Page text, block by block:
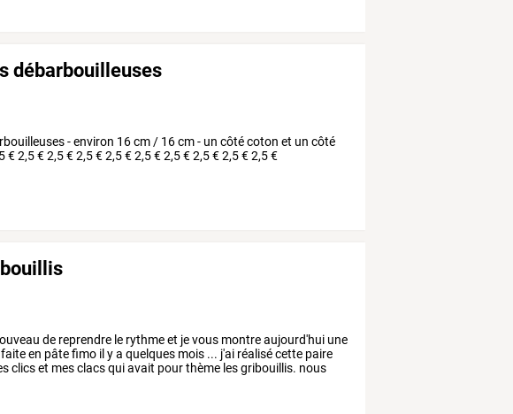
débarbouilleuses
- environ 16 cm / 16 cm - un côté coton et un côté
€ 2,5 € 2,5 € 2,5 € 2,5 € 2,5 € 2,5 € 2,5 € 2,5 € 2,5 €
de reprendre le rythmeet jevous montreaujourd'hui une
faiteen pâtefimo il ya quelques mois ... j'ai réalisécette paire
clicset mesclacsquiavait pourthème lesgribouillis. nous